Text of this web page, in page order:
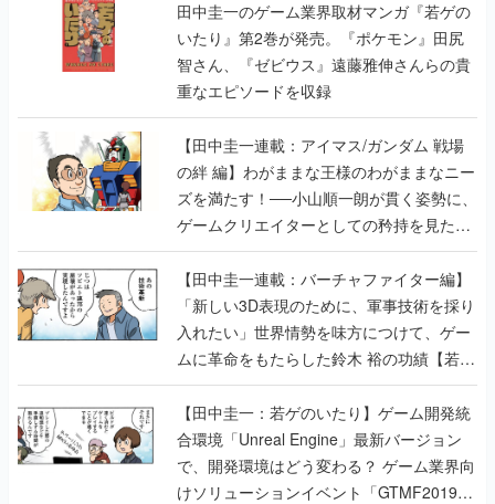
田中圭一のゲーム業界取材マンガ『若ゲの
いたり』第2巻が発売。『ポケモン』田尻
智さん、『ゼビウス』遠藤雅伸さんらの貴
重なエピソードを収録
【田中圭一連載：アイマス/ガンダム 戦場
の絆 編】わがままな王様のわがままなニー
ズを満たす！──小山順一朗が貫く姿勢に、
ゲームクリエイターとしての矜持を見た
【若ゲのいたり最終回】
【田中圭一連載：バーチャファイター編】
「新しい3D表現のために、軍事技術を採り
入れたい」世界情勢を味方につけて、ゲー
ムに革命をもたらした鈴木 裕の功績【若ゲ
のいたり】
【田中圭一：若ゲのいたり】ゲーム開発統
合環境「Unreal Engine」最新バージョン
で、開発環境はどう変わる？ ゲーム業界向
けソリューションイベント「GTMF2019」